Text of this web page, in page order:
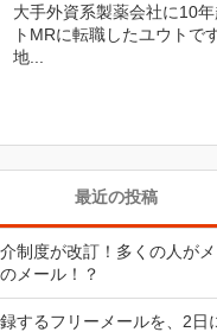
大手外資系製薬会社に10
トMRに転職したユウトで
地...
最近の投稿
制度が改訂！多くの人が
メール！？
するフリーメールを、2日